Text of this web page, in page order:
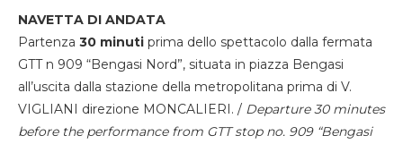
NAVETTA DI ANDATA
Partenza 30 minuti prima dello spettacolo dalla fermata
GTT n 909 “Bengasi Nord”, situata in piazza Bengasi
all’uscita dalla stazione della metropolitana prima di V.
VIGLIANI direzione MONCALIERI. / Departure 30 minutes
before the performance from GTT stop no. 909 “Bengasi